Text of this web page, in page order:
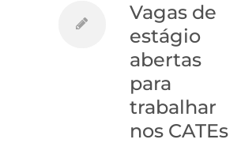
Vagas de
estágio
abertas
para
trabalhar
nos CATEs